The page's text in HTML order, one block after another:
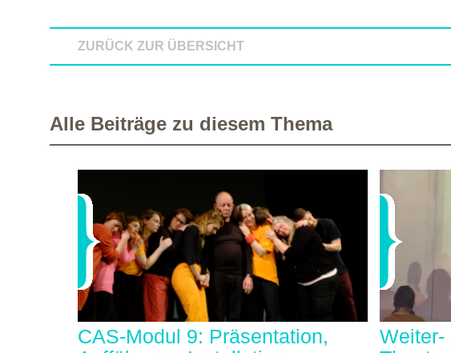
ZURÜCK ZUR ÜBERSICHT
Alle Beiträge zu diesem Thema
CAS-Modul 9: Präsentation,
Weiter-